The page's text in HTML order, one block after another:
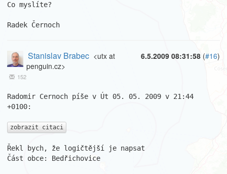
Co myslíte?
Radek Černoch
6.5.2009 08:31:58 (#16)
Stanislav Brabec <utx at
penguin.cz>
152
Radomir Cernoch píše v Út 05. 05. 2009 v 21:44
+0100:
zobrazit citaci
Řekl bych, že logičtější je napsat
Část obce: Bedřichovice